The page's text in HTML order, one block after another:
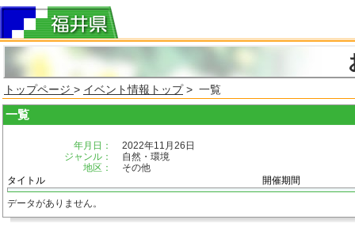
トップページ > イベント情報トップ> 一覧
一覧
年月日：
2022年11月26日
ジャンル：
自然・環境
地区：
その他
タイトル
開催期間
データがありません。